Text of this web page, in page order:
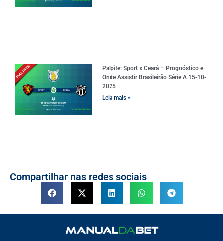
Palpite: Sport x Ceará – Prognóstico e
Onde Assistir Brasileirão Série A 15-10-
2025
Leia mais »
Compartilhar nas redes sociais